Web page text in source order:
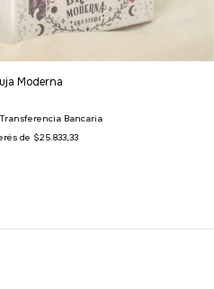
Moderna
Transferencia Bancaria
de $25.833,33